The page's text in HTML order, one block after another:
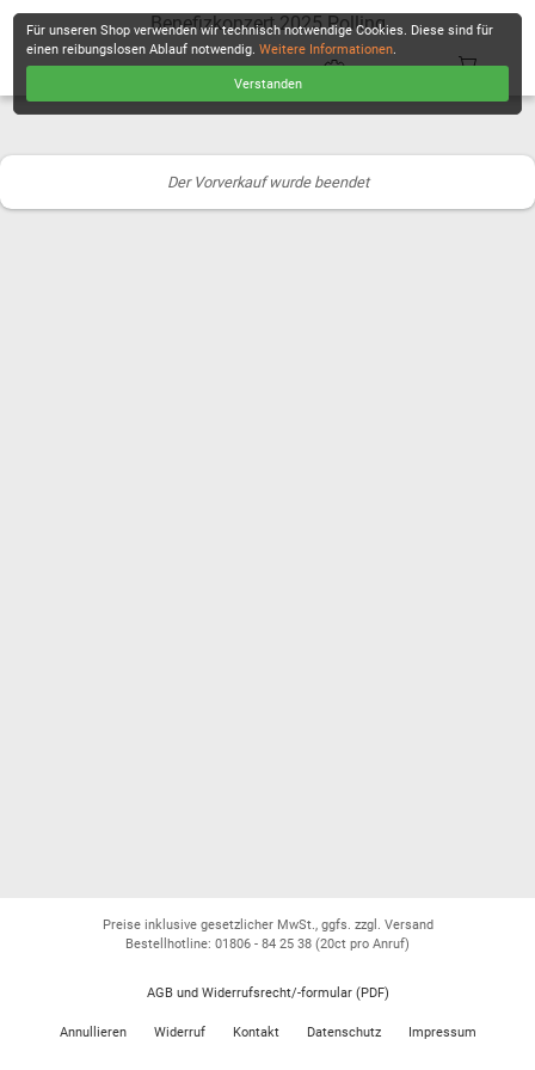
Benefizkonzert 2025 Polling
Der Vorverkauf wurde beendet
Für unseren Shop verwenden wir technisch notwendige Cookies. Diese sind für
einen reibungslosen Ablauf notwendig.Weitere Informationen.
Verstanden
Preise inklusive gesetzlicher MwSt., ggfs. zzgl. Versand
Bestellhotline: 01806 - 84 25 38 (20ct pro Anruf)
AGB und Widerrufsrecht/-formular (PDF)
Annullieren Widerruf Kontakt Datenschutz Impressum